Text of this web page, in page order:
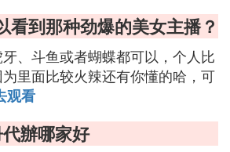
到那种劲爆的美女主播？
、斗鱼或者蝴蝶都可以，个人比
里面比较火辣还有你懂的哈，可
观看
辦哪家好